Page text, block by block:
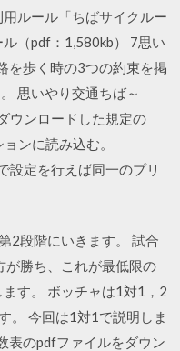
ルール「ちばサイクルー
（pdf：1,580kb） 7思い
を歩く時の3つの約束を掲
思いやり交通ちば～
ウンロードした規定の
ンに読み込む。
定を行えば同一のプリ
2段階にいきます。 試合
が勝ち、これが最低限の
す。 ボッチャは1対1，2
。 今回は1対1で説明しま
表のpdfファイルをダウン